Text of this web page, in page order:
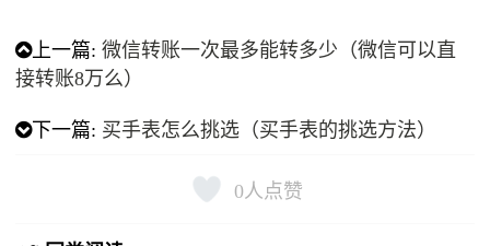
上一篇:微信转账一次最多能转多少（微信可以直
接转账8万么）
下一篇: 买手表怎么挑选（买手表的挑选方法）
0人点赞